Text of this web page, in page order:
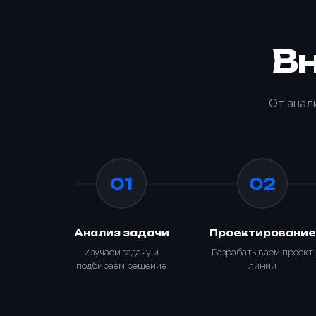
От
01
Анализ задачи
Изучаем задачу и
подбираем решение
02
Проектирование
Разрабатываем проект
линии
Номер
📎